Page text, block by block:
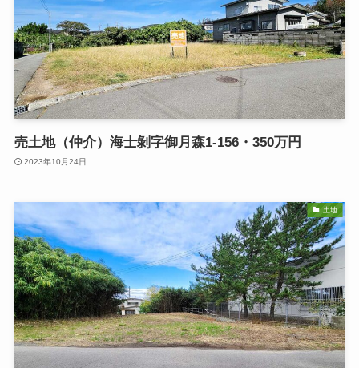
売土地（仲介）海士剝字御月森1-156・350万円
2023年10月24日
土地